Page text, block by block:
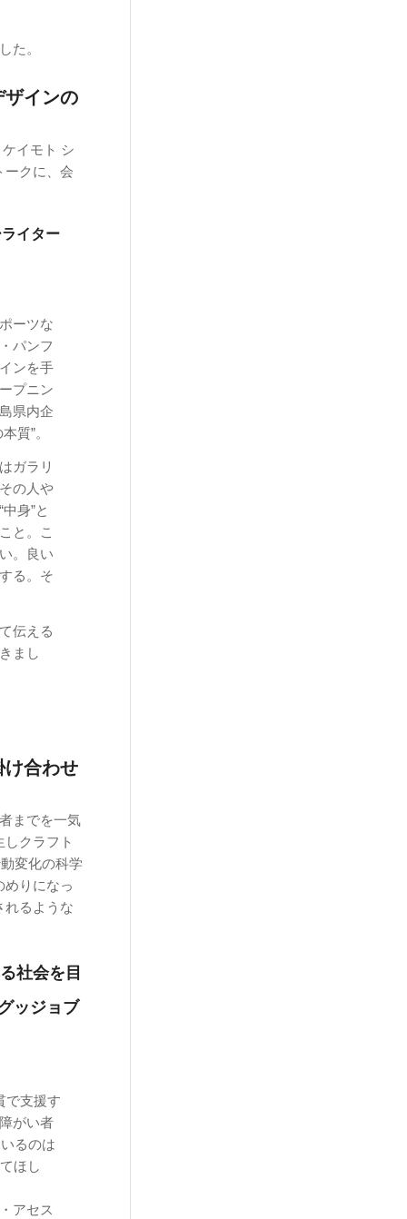
た。
ザインの
イモト シ
ークに、会
イター
ーツな
パンフ
ンを手
プニン
県内企
質”。
ガラリ
の人や
身”と
と。こ
。良い
る。そ
伝える
まし
け合わせ
までを一気
クラフト
変化の科学
めりになっ
れるような
社会を目
ッジョブ
で支援す
がい者
るのは
ほし
アセス